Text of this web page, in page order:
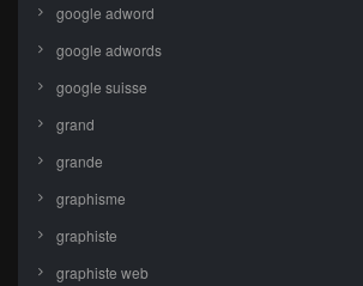
google adword
google adwords
google suisse
grand
grande
graphisme
graphiste
graphiste web